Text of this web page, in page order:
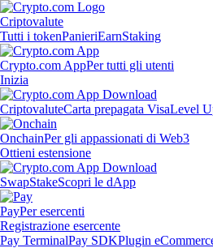
Criptovalute
Tutti i tokenPanieriEarnStaking
Crypto.com AppPer tutti gli utenti
Inizia
CriptovaluteCarta prepagata VisaLevel
OnchainPer gli appassionati di Web3
Ottieni estensione
SwapStakeScopri le dApp
PayPer esercenti
Registrazione esercente
Pay TerminalPay SDKPlugin